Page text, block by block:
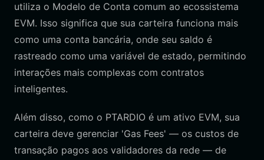
utiliza o Modelo de Conta comum ao ecossistema
EVM. Isso significa que sua carteira funciona mais
como uma conta bancária, onde seu saldo é
rastreado como uma variável de estado, permitindo
interações mais complexas com contratos
inteligentes.
Além disso, como o PTARDIO é um ativo EVM, sua
carteira deve gerenciar 'Gas Fees' — os custos de
transação pagos aos validadores da rede — de